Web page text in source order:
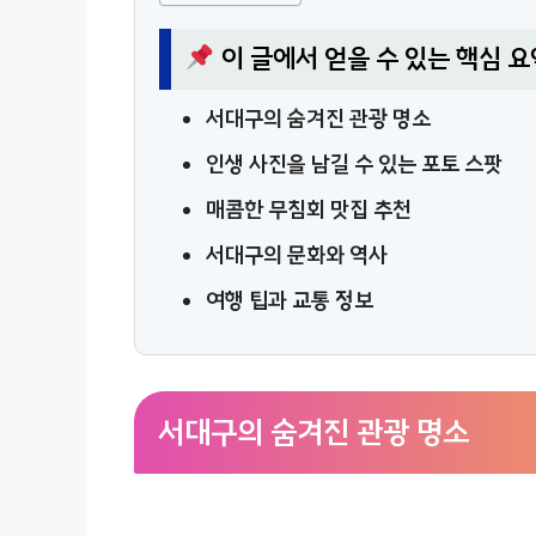
이 글에서 얻을 수 있는 핵심 요
서대구의 숨겨진 관광 명소
인생 사진을 남길 수 있는 포토 스팟
매콤한 무침회 맛집 추천
서대구의 문화와 역사
여행 팁과 교통 정보
서대구의 숨겨진 관광 명소